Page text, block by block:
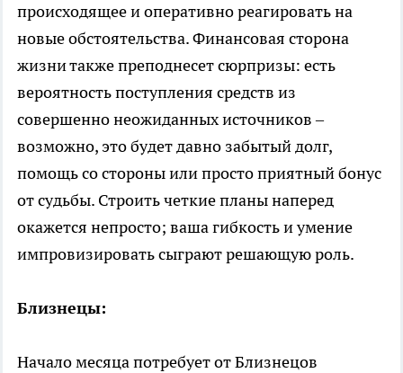
происходящее и оперативно реагировать на
новые обстоятельства. Финансовая сторона
жизни также преподнесет сюрпризы: есть
вероятность поступления средств из
совершенно неожиданных источников –
возможно, это будет давно забытый долг,
помощь со стороны или просто приятный бонус
от судьбы. Строить четкие планы наперед
окажется непросто; ваша гибкость и умение
импровизировать сыграют решающую роль.
Близнецы:
Начало месяца потребует от Близнецов